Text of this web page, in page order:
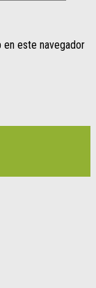
este navegador